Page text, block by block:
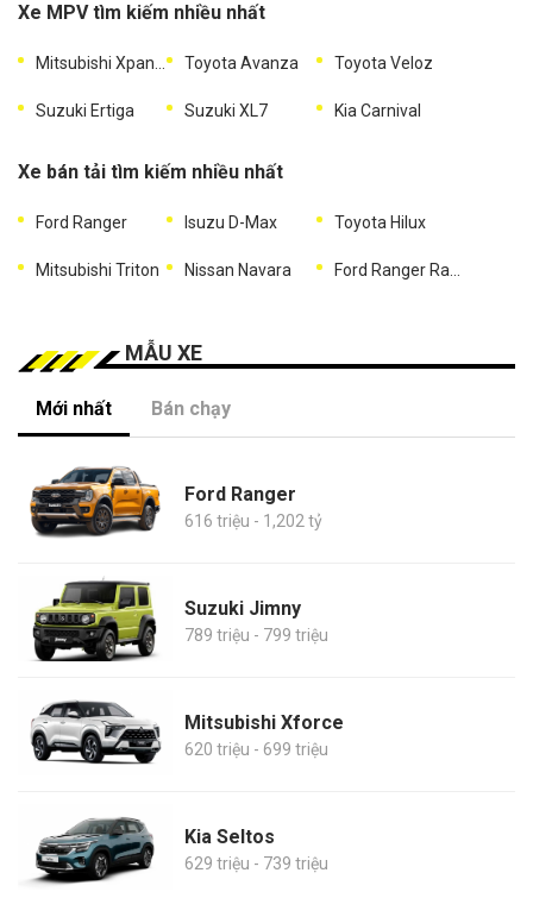
Xe MPV tìm kiếm nhiều nhất
Mitsubishi Xpander Toyota Avanza Toyota Veloz
Suzuki Ertiga Suzuki XL7 Kia Carnival
Xe bán tải tìm kiếm nhiều nhất
Ford Ranger Isuzu D-Max Toyota Hilux
Mitsubishi Triton Nissan Navara Ford Ranger Raptor
MẪU XE
Mới nhất Bán chạy
Ford Ranger
616 triệu - 1,202 tỷ
Suzuki Jimny
789 triệu - 799 triệu
Mitsubishi Xforce
620 triệu - 699 triệu
Kia Seltos
629 triệu - 739 triệu